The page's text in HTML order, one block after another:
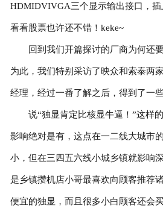
HDMIDVIVGA三个显示输出接口，
看看股票也许还不错！keke~
回到我们开篇探讨的厂商为何还要
为此，我们特别采访了映众和索泰两
经理，经过一番了解之后，得到了一
说“独显肯定比核显牛逼！”这样的
影响绝对是有，这点在一二线大城市
小，但在三四五六线小城乡镇就影响
是乡镇攒机店小哥最喜欢向顾客推荐
便宜的独显，而且很多小白顾客还会